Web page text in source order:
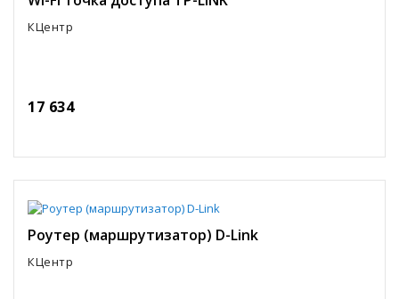
КЦентр
17 634
Роутер (маршрутизатор) D-Link
КЦентр